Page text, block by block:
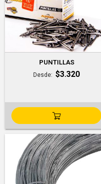
PUNTILLAS
Desde $3.320